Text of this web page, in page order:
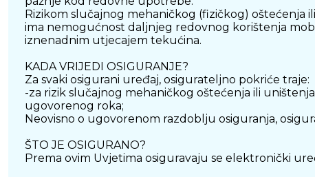
Rizikom slučajnog mehaničkog (fizičkog) oštećenja
ima nemogućnost daljnjeg redovnog korištenja
iznenadnim utjecajem tekućina.
KADA VRIJEDI OSIGURANJE?
Za svaki osigurani uređaj, osigurateljno pokriće traje:
-za rizik slučajnog mehaničkog oštećenja ili
ugovorenog roka;
Neovisno o ugovorenom razdoblju osiguranja,
ŠTO JE OSIGURANO?
Prema ovim Uvjetima osiguravaju se elektronički